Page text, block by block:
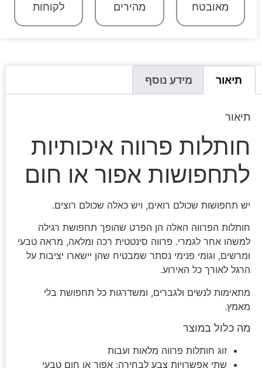
מאובטח
מהירים
לקוחות
תיאור מידע נוסף
תיאור
חותלות פרווה איכותיות
לתחפושות אפור או חום
יש תחפושות שכולם רואים, ויש כאלה שכולם רוצים.
חותלות הפרווה האלה הן הפרט שהופך תחפושת רגילה
למשהו אחר לגמרי. פרווה סינטטית רכה ומלאה, מראה טבעי
ומרשים, וגומי פנימי נסתר שמבטיח שהן יישארו יציבות על
הרגל לאורך כל האירוע.
מתאימות לנשים ולגברים, ומשדרגות כל תחפושת בלי
מאמץ.
מה כלול במוצר
זוג חותלות פרווה מלאות ועבות
שתי אפשרויות צבע לבחירה: אפור או חום טבעי